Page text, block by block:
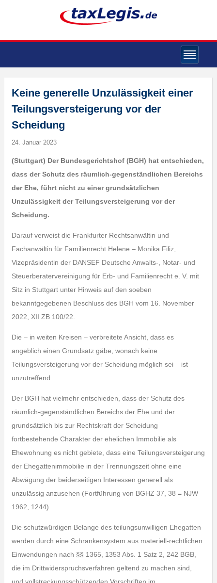
Keine generelle Unzulässigkeit einer
Teilungsversteigerung vor der
Scheidung
24. Januar 2023
(Stuttgart) Der Bundesgerichtshof (BGH) hat entschieden,
dass der Schutz des räumlich-gegenständlichen Bereichs
der Ehe, führt nicht zu einer grundsätzlichen
Unzulässigkeit der Teilungsversteigerung vor der
Scheidung.
Darauf verweist die Frankfurter Rechtsanwältin und
Fachanwältin für Familienrecht Helene – Monika Filiz,
Vizepräsidentin der DANSEF Deutsche Anwalts-, Notar- und
Steuerberatervereinigung für Erb- und Familienrecht e. V. mit
Sitz in Stuttgart unter Hinweis auf den soeben
bekanntgegebenen Beschluss des BGH vom 16. November
2022, XII ZB 100/22.
Die – in weiten Kreisen – verbreitete Ansicht, dass es
angeblich einen Grundsatz gäbe, wonach keine
Teilungsversteigerung vor der Scheidung möglich sei – ist
unzutreffend.
Der BGH hat vielmehr entschieden, dass der Schutz des
räumlich-gegenständlichen Bereichs der Ehe und der
grundsätzlich bis zur Rechtskraft der Scheidung
fortbestehende Charakter der ehelichen Immobilie als
Ehewohnung es nicht gebiete, dass eine Teilungsversteigerung
der Ehegattenimmobilie in der Trennungszeit ohne eine
Abwägung der beiderseitigen Interessen generell als
unzulässig anzusehen (Fortführung von BGHZ 37, 38 = NJW
1962, 1244).
Die schutzwürdigen Belange des teilungsunwilligen Ehegatten
werden durch eine Schrankensystem aus materiell-rechtlichen
Einwendungen nach §§ 1365, 1353 Abs. 1 Satz 2, 242 BGB,
die im Drittwiderspruchsverfahren geltend zu machen sind,